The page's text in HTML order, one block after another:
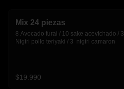
Mix 24 piezas
8 Avocado furai / 10 sake acevichado / 3
Nigiri pollo teriyaki / 3  nigiri camaron
$19.990